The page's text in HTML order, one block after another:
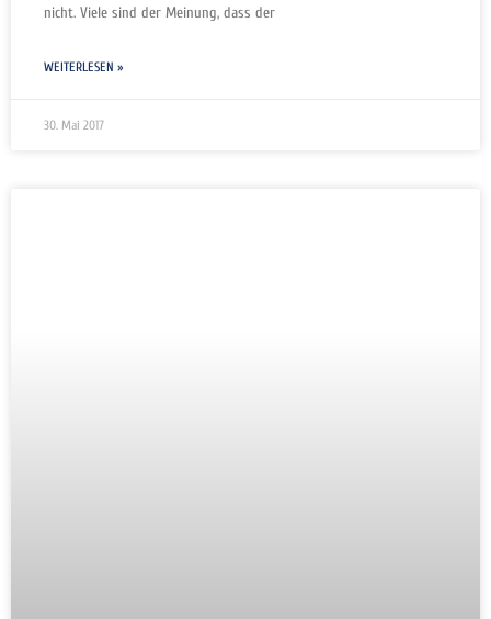
nicht. Viele sind der Meinung, dass der
WEITERLESEN »
30. Mai 2017